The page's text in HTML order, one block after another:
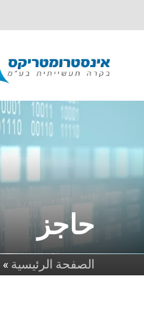
حاجز
الصفحة الرئيسية»